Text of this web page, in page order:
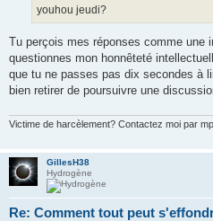
youhou jeudi?
Tu perçois mes réponses comme une
questionnes mon honnêteté
que tu ne passes pas dix secondes à
bien retirer de poursuivre une
Victime de harcèlement? Contactez moi par
GillesH38
Hydrogène
Re: Comment tout peut